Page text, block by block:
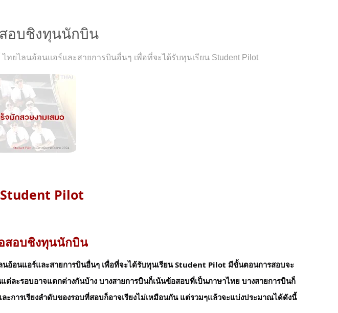
สอบชิงทุนนักบิน
ทยไลนอ้อนแอร์และสายการบินอื่นๆ เพื่อที่จะได้รับทุนเรียน Student Pilot
Pilot
สอบชิงทุนนักบิน
นอ้อนแอร์และสายการบินอื่นๆ เพื่อที่จะได้รับทุนเรียน Student Pilot มีขั้นตอนการสอบจะ
ละรอบอาจแตกต่างกันบ้าง บางสายการบินก็เน้นข้อสอบที่เป็นภาษาไทย บางสายการบินก็
ารเรียงลำดับของรอบที่สอบก็อาจเรียงไม่เหมือนกัน แต่รวมๆแล้วจะแบ่งประมาณได้ดังนี้